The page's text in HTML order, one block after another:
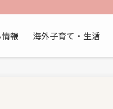
報 海外子育て・生活